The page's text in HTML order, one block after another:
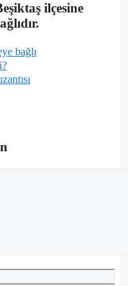
ilçesine
bağlı